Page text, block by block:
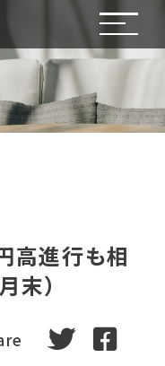
高進行も相
末）
tweet